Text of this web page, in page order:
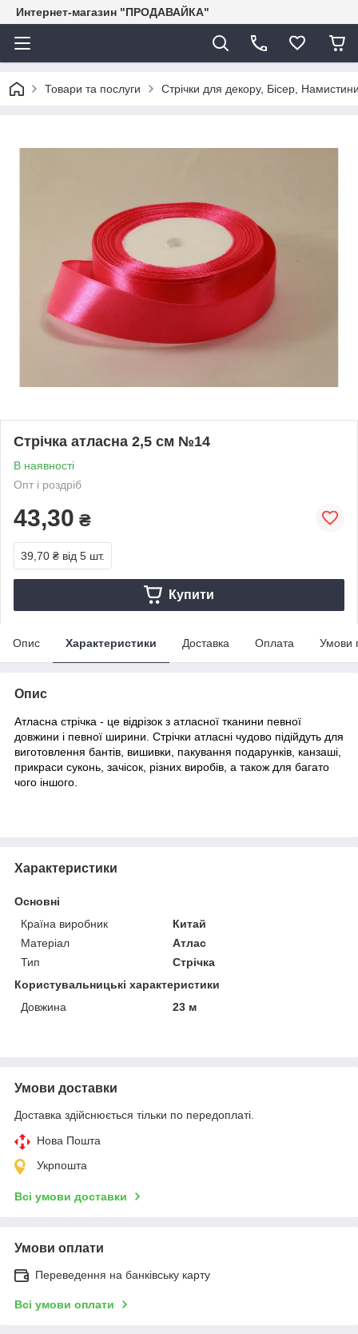
Интернет-магазин "ПРОДАВАЙКА"
Товари та послуги Стрічки для декору, Бісер,
Стрічка атласна 2,5 см №14
В наявності
Опт і роздріб
43,30 ₴
39,70 ₴ від 5 шт.
Купити
Опис Характеристики Доставка Оплата Умови
Опис
Атласна стрічка - це відрізок з атласної тканини певної
довжини і певної ширини. Стрічки атласні чудово підійдуть для
виготовлення бантів, вишивки, пакування подарунків, канзаші,
прикраси суконь, зачісок, різних виробів, а також для багато
чого іншого.
Характеристики
Основні
Країна виробник
Китай
Матеріал
Атлас
Тип
Стрічка
Користувальницькі характеристики
Довжина
23 м
Умови доставки
Доставка здійснюється тільки по передоплаті.
Нова Пошта
Укрпошта
Всі умови доставки
Умови оплати
Переведення на банківську карту
Всі умови оплати